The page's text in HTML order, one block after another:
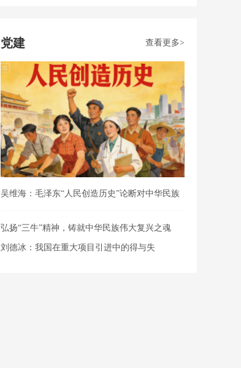
党建 查看更多>
吴维海：毛泽东“人民创造历史”论断对中华民族
伟大复
弘扬“三牛”精神，铸就中华民族伟大复兴之魂
刘德冰：我国在重大项目引进中的得与失